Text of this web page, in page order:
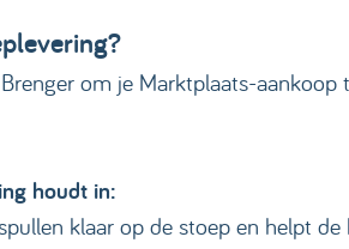
om je Marktplaats-
houdt in:
klaar op de stoep en helpt